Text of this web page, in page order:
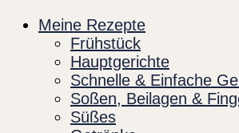
Skip
content
Meine Rezepte
Frühstück
Hauptgerichte
Schnelle & Einfache
Soßen, Beilagen &
Süßes